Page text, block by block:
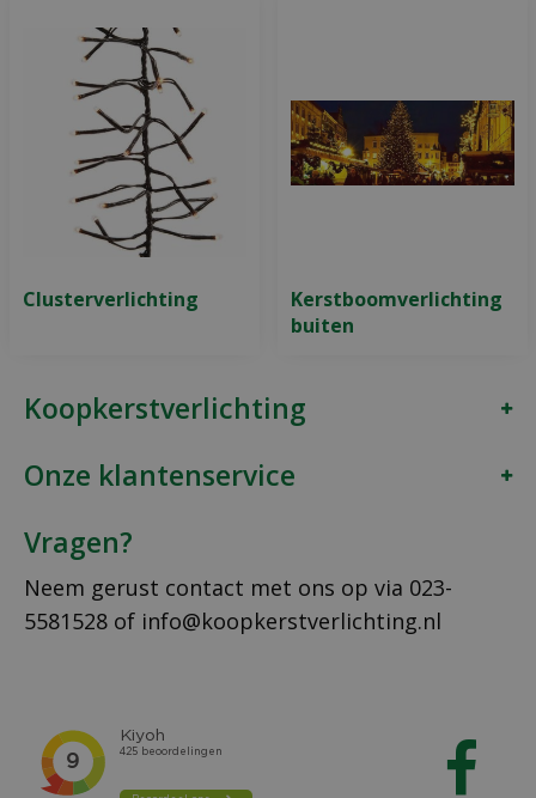
Clusterverlichting
Kerstboomverlichting
buiten
Koopkerstverlichting
Onze klantenservice
Vragen?
Neem gerust contact met ons op via 023-
5581528 of info@koopkerstverlichting.nl